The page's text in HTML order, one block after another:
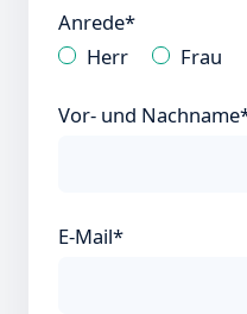
Anrede*
Herr
Frau
Vor- und
E-Mail*